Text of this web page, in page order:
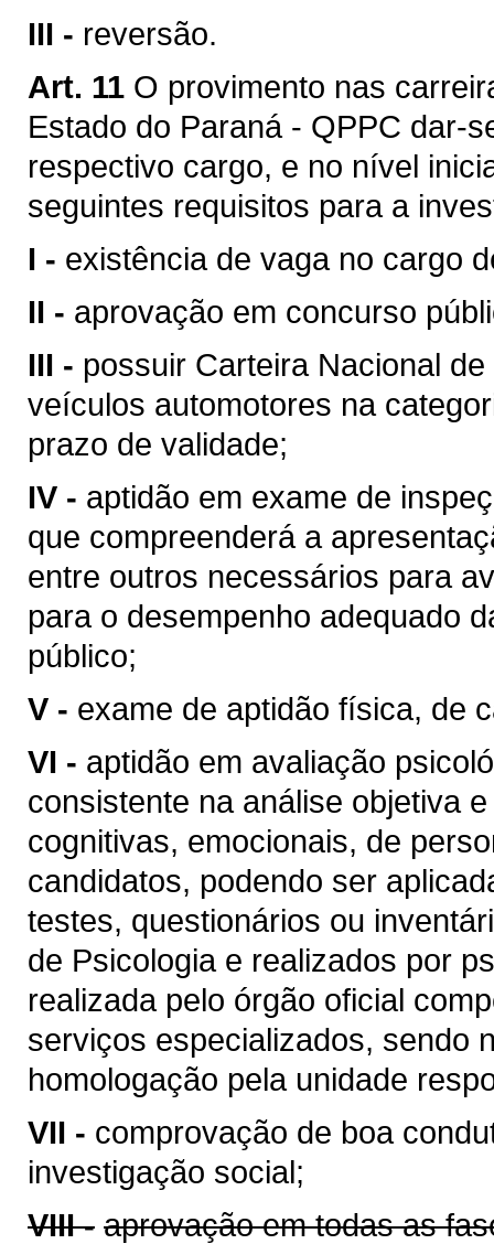
III - reversão.
Art. 11 O provimento nas
Estado do Paraná - QPPC dar-
respectivo cargo, e no nível
seguintes requisitos para a
I - existência de vaga no cargo
II - aprovação em concurso
III - possuir Carteira Nacional
veículos automotores na
prazo de validade;
IV - aptidão em exame de
que compreenderá a
entre outros necessários para
para o desempenho adequado
público;
V - exame de aptidão física, de
VI - aptidão em avaliação
consistente na análise objetiva
cognitivas, emocionais, de
candidatos, podendo ser
testes, questionários ou
de Psicologia e realizados por
realizada pelo órgão oficial
serviços especializados, sendo
homologação pela unidade
VII - comprovação de boa
investigação social;
VIII - aprovação em todas as